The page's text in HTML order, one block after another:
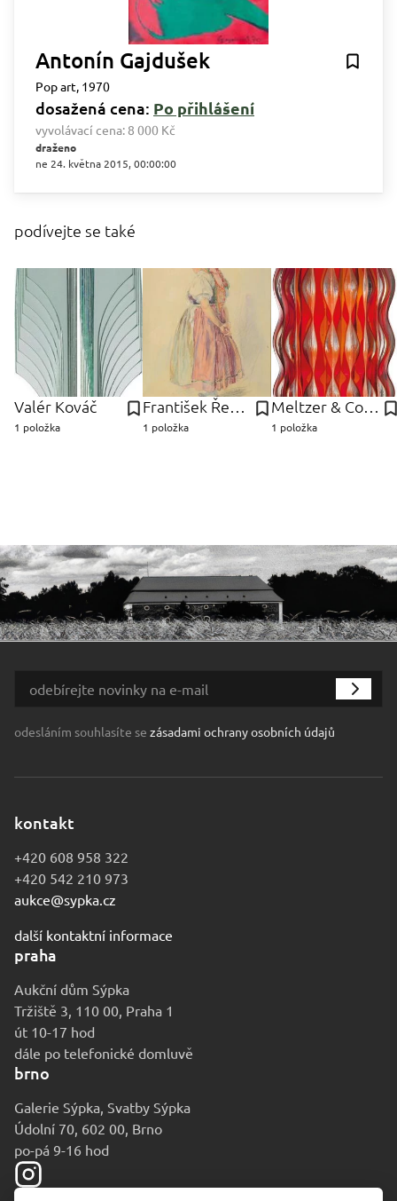
Antonín Gajdušek
Pop art, 1970
dosažená cena: Po přihlášení
vyvolávací cena: 8 000 Kč
draženo
ne 24. května 2015, 00:00:00
podívejte se také
Valér Kováč
1 položka
František Řehořek
1 položka
Meltzer & Co, fa Carl
1 položka
odesláním souhlasíte se zásadami ochrany osobních údajů
kontakt
+420 608 958 322
+420 542 210 973
aukce@sypka.cz
další kontaktní informace
praha
Aukční dům Sýpka
Tržiště 3, 110 00, Praha 1
út 10-17 hod
dále po telefonické domluvě
brno
Galerie Sýpka, Svatby Sýpka
Údolní 70, 602 00, Brno
po-pá 9-16 hod